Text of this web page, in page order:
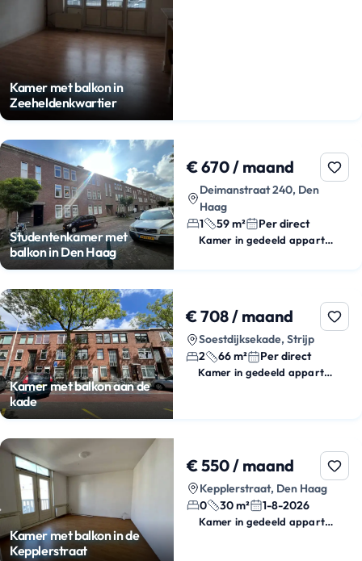
Kamer met balkon in
Zeeheldenkwartier
Studentenkamer met
balkon in Den Haag
€ 670 / maand
Deimanstraat 240, Den
Haag
1
59 m² Per direct
Kamer in gedeeld appartement
Kamer met balkon aan de
kade
€ 708 / maand
Soestdijksekade, Strijp
2
66 m² Per direct
Kamer in gedeeld appartement
Kamer met balkon in de
Kepplerstraat
€ 550 / maand
Kepplerstraat, Den Haag
0
30 m² 1-8-2026
Kamer in gedeeld appartement